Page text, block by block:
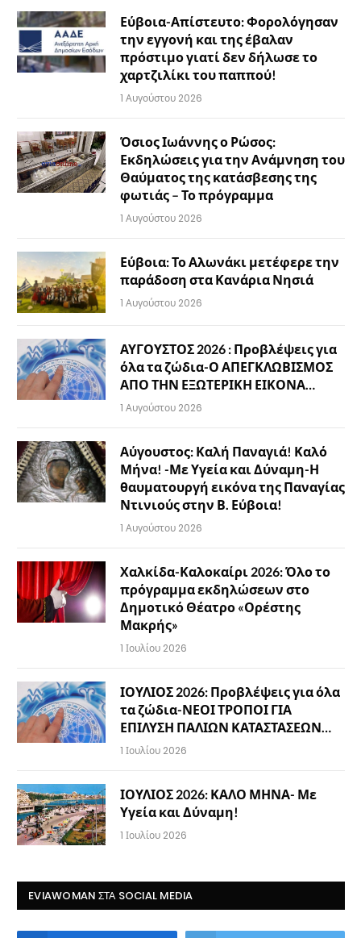
Εύβοια-Απίστευτο: Φορολόγησαν
την εγγονή και της έβαλαν
πρόστιμο γιατί δεν δήλωσε το
χαρτζιλίκι του παππού!
1 Αυγούστου 2026
Όσιος Ιωάννης ο Ρώσος:
Εκδηλώσεις για την Ανάμνηση του
Θαύματος της κατάσβεσης της
φωτιάς – Το πρόγραμμα
1 Αυγούστου 2026
Εύβοια: Το Αλωνάκι μετέφερε την
παράδοση στα Κανάρια Νησιά
1 Αυγούστου 2026
ΑΥΓΟΥΣΤΟΣ 2026 : Προβλέψεις για
όλα τα ζώδια-Ο ΑΠΕΓΚΛΩΒΙΣΜΟΣ
ΑΠΟ ΤΗΝ ΕΞΩΤΕΡΙΚΗ ΕΙΚΟΝΑ…
1 Αυγούστου 2026
Αύγουστος: Καλή Παναγιά! Καλό
Μήνα! -Με Υγεία και Δύναμη-Η
θαυματουργή εικόνα της Παναγίας
Ντινιούς στην Β. Εύβοια!
1 Αυγούστου 2026
Χαλκίδα-Καλοκαίρι 2026: Όλο το
πρόγραμμα εκδηλώσεων στο
Δημοτικό Θέατρο «Ορέστης
Μακρής»
1 Ιουλίου 2026
ΙΟΥΛΙΟΣ 2026: Προβλέψεις για όλα
τα ζώδια-ΝΕΟΙ ΤΡΟΠΟΙ ΓΙΑ
ΕΠΙΛΥΣΗ ΠΑΛΙΩΝ ΚΑΤΑΣΤΑΣΕΩΝ…
1 Ιουλίου 2026
ΙΟΥΛΙΟΣ 2026: ΚΑΛΟ ΜΗΝΑ- Με
Υγεία και Δύναμη!
1 Ιουλίου 2026
EVIAWOMAN ΣΤΑ SOCIAL MEDIA